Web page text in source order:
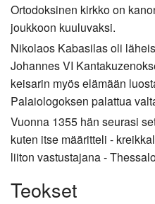
Ortodoksinen kirkko on
joukkoon kuuluvaksi.
Nikolaos Kabasilas oli
Johannes VI
keisarin myös elämään
Palaiologoksen palattua
Vuonna 1355 hän seurasi
kuten itse määritteli -
liiton vastustajana -
Teokset